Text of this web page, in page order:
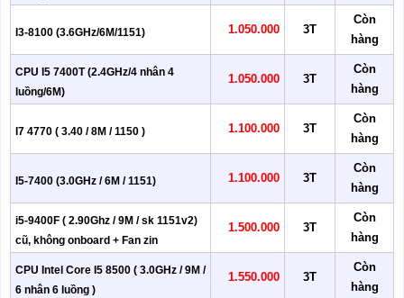
I3-8100 (3.6GHz/6M/1151) 1.050.000 3T
Còn
hàng
CPU I5 7400T (2.4GHz/4 nhân 4
luồng/6M)
1.050.000 3T
Còn
hàng
I7 4770 ( 3.40 / 8M / 1150 ) 1.100.000 3T
Còn
hàng
I5-7400 (3.0GHz / 6M / 1151) 1.100.000 3T
Còn
hàng
i5-9400F ( 2.90Ghz / 9M / sk 1151v2)
cũ, không onboard + Fan zin
1.500.000 3T
Còn
hàng
CPU Intel Core I5 8500 ( 3.0GHz / 9M /
6 nhân 6 luồng )
1.550.000 3T
Còn
hàng